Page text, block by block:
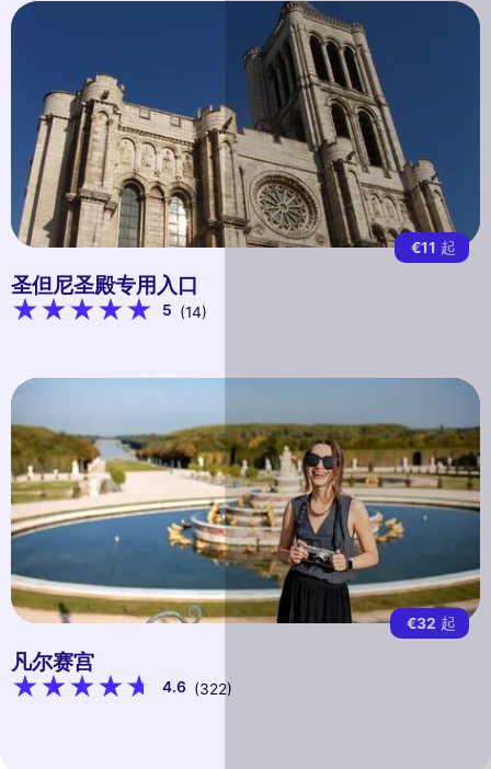
€11 起
圣但尼圣殿专用入口
5 (14)
€32 起
凡尔赛宫
4.6 (322)